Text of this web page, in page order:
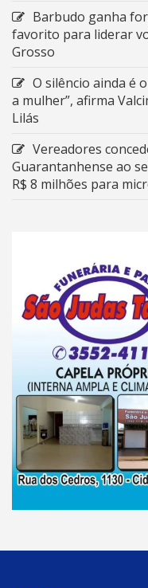
Barbudo ganha
favorito para liderar
Grosso
O silêncio ainda é
a mulher”, afirma
Lilás
Vereadores
Guarantanhense ao
R$ 8 milhões para